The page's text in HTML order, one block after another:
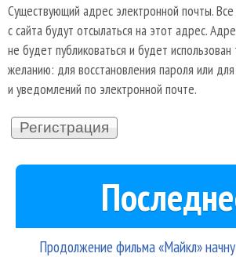
Существующий адрес электронной почты.
с сайта будут отсылаться на этот адрес.
не будет публиковаться и будет
желанию: для восстановления пароля или
и уведомлений по электронной почте.
Продолжение фильма «Майкл»